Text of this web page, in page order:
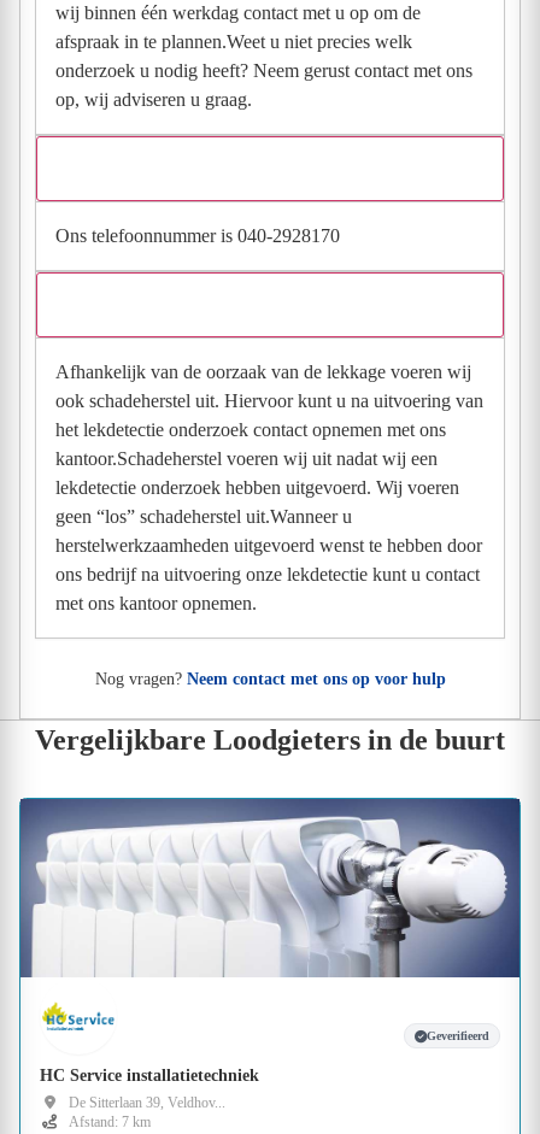
wij binnen één werkdag contact met u op om de
afspraak in te plannen.Weet u niet precies welk
onderzoek u nodig heeft? Neem gerust contact met ons
op, wij adviseren u graag.
Ons telefoonnummer is 040-2928170
Afhankelijk van de oorzaak van de lekkage voeren wij
ook schadeherstel uit. Hiervoor kunt u na uitvoering van
het lekdetectie onderzoek contact opnemen met ons
kantoor.Schadeherstel voeren wij uit nadat wij een
lekdetectie onderzoek hebben uitgevoerd. Wij voeren
geen “los” schadeherstel uit.Wanneer u
herstelwerkzaamheden uitgevoerd wenst te hebben door
ons bedrijf na uitvoering onze lekdetectie kunt u contact
met ons kantoor opnemen.
Nog vragen? Neem contact met ons op voor hulp
Vergelijkbare Loodgieters in de buurt
Geverifieerd
HC Service installatietechniek
De Sitterlaan 39, Veldhov...
Afstand: 7 km